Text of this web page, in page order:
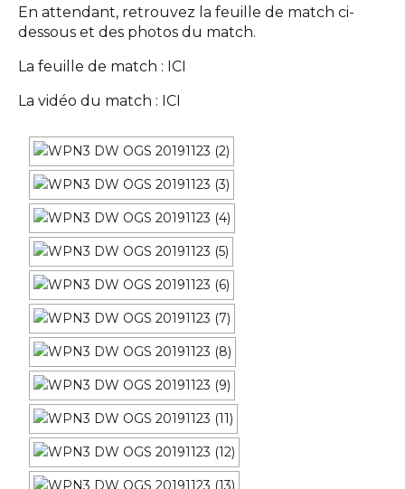
En attendant, retrouvez la feuille de match ci-
dessous et des photos du match.
La feuille de match : ICI
La vidéo du match : ICI